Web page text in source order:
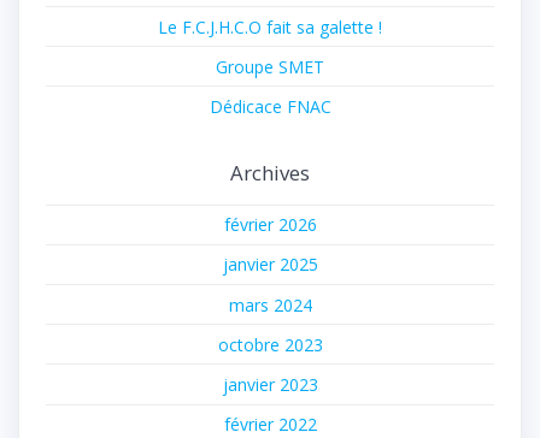
Le F.C.J.H.C.O fait sa galette !
Groupe SMET
Dédicace FNAC
Archives
février 2026
janvier 2025
mars 2024
octobre 2023
janvier 2023
février 2022